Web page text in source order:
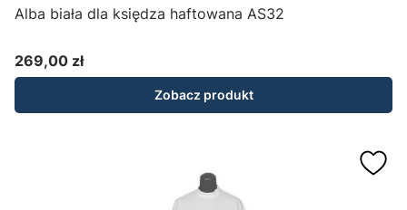
Alba biała dla księdza haftowana AS32
Cena
269,00 zł
Zobacz produkt